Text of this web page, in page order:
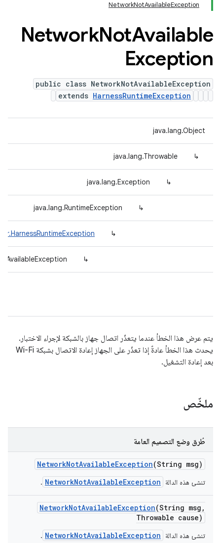
NetworkNotAvailableException
NetworkNotAvailable
Exception
public class NetworkNotAvailableException
extends HarnessRuntimeException
java.lang.Object
↳
java.lang.Throwable
↳
java.lang.Exception
↳
java.lang.RuntimeException
↳
↳
يتم عرض هذا الخطأ عندما يتعذّر اتصال جهاز بالشبكة لإجراء الاختبار.
يحدث هذا الخطأ عادةً إذا تعذّر على الجهاز إعادة الاتصال بشبكة Wi-Fi
بعد إعادة التشغيل.
ملخّص
طُرق وضع التصميم العامة
NetworkNotAvailableException(String msg)
تنشئ هذه الدالة NetworkNotAvailableException
.
NetworkNotAvailableException(String msg ,
Throwable cause)
تنشئ هذه الدالة NetworkNotAvailableException
.